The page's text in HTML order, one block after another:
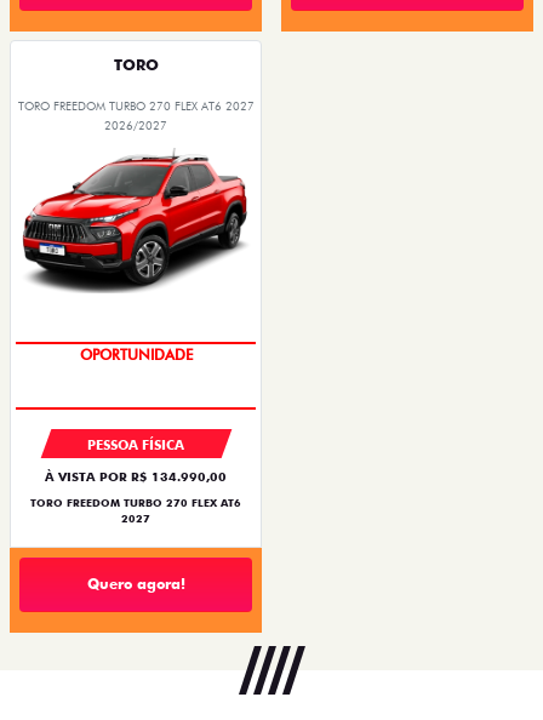
TORO
TORO FREEDOM TURBO 270 FLEX AT6 2027
2026/2027
PESSOA FÍSICA
À VISTA POR R$ 134.990,00
TORO FREEDOM TURBO 270 FLEX AT6
2027
Quero agora!